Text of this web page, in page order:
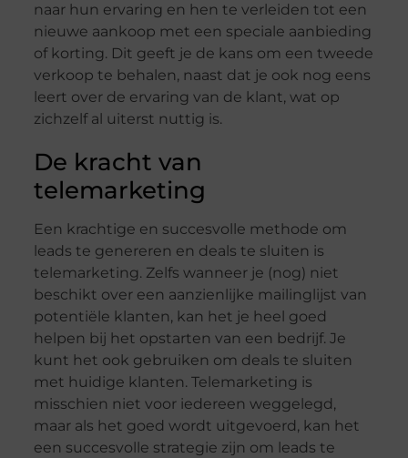
naar hun ervaring en hen te verleiden tot een
nieuwe aankoop met een speciale aanbieding
of korting. Dit geeft je de kans om een tweede
verkoop te behalen, naast dat je ook nog eens
leert over de ervaring van de klant, wat op
zichzelf al uiterst nuttig is.
De kracht van
telemarketing
Een krachtige en succesvolle methode om
leads te genereren en deals te sluiten is
telemarketing. Zelfs wanneer je (nog) niet
beschikt over een aanzienlijke mailinglijst van
potentiële klanten, kan het je heel goed
helpen bij het opstarten van een bedrijf. Je
kunt het ook gebruiken om deals te sluiten
met huidige klanten. Telemarketing is
misschien niet voor iedereen weggelegd,
maar als het goed wordt uitgevoerd, kan het
een succesvolle strategie zijn om leads te